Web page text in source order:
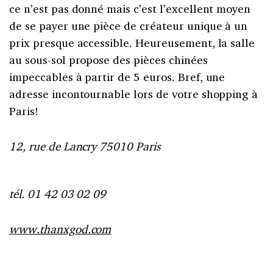
ce n’est pas donné mais c’est l’excellent moyen
de se payer une pièce de créateur unique à un
prix presque accessible. Heureusement, la salle
au sous-sol propose des pièces chinées
impeccables à partir de 5 euros. Bref, une
adresse incontournable lors de votre shopping à
Paris!
12, rue de Lancry 75010 Paris
tél. 01 42 03 02 09
www.thanxgod.com